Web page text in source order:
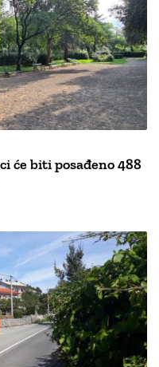
će biti posađeno 488